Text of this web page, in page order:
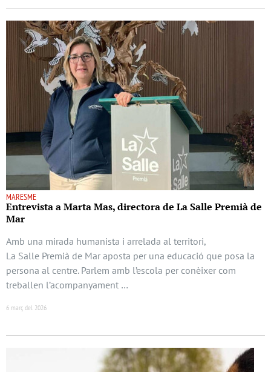
MARESME
Entrevista a Marta Mas, directora de La Salle Premià de
Mar
Amb una mirada humanista i arrelada al territori,
La Salle Premià de Mar aposta per una educació que posa la
persona al centre. Parlem amb l’escola per conèixer com
treballen l’acompanyament …
6 març del 2026